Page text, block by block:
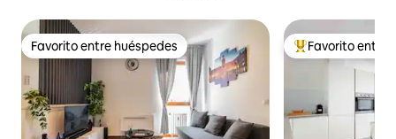
Favorito entre huéspedes
Favorito entre huéspedes Favorito entre
Favorito entre